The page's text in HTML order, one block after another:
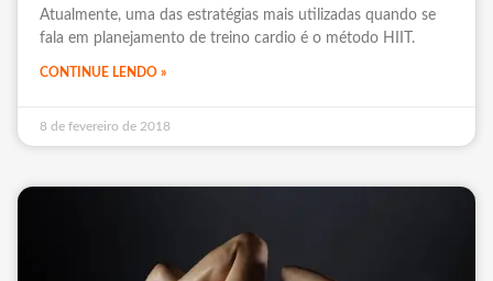
Atualmente, uma das estratégias mais utilizadas quando se
fala em planejamento de treino cardio é o método HIIT.
CONTINUE LENDO »
8 de fevereiro de 2018